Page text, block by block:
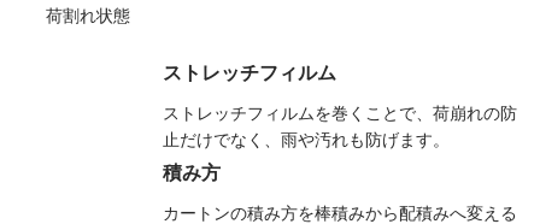
荷割れ状態
ストレッチフィルム
ストレッチフィルムを巻くことで、荷崩れの防
止だけでなく、雨や汚れも防げます。
積み方
カートンの積み方を棒積みから配積みへ変える